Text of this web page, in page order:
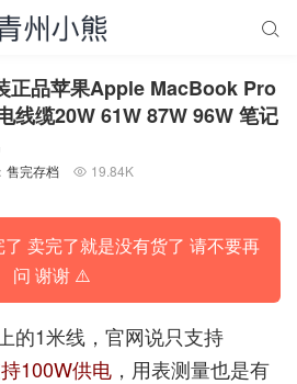

正品苹果Apple MacBook Pro
线缆20W 61W 87W 96W 笔记
售完存档  19.84K
卖完了就是没有货了 请不要再
问 谢谢 ⚠️
的1米线，官网说只支持
100W供电 ，用表测量也是有